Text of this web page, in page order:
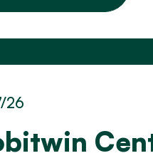
26